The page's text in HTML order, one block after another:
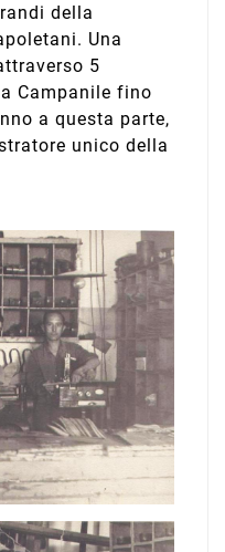
della
Una
5
Campanile fino
a questa parte,
unico della